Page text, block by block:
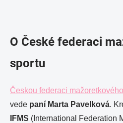
O České federaci
sportu
Českou federaci
vede paní Marta Pavelková.
IFMS (International Federation